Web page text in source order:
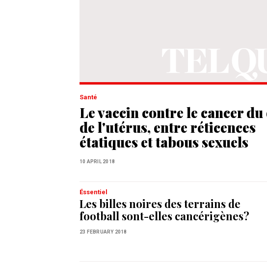
Santé
Le vaccin contre le cancer du
de l'utérus, entre réticences
étatiques et tabous sexuels
10 APRIL 2018
Éssentiel
Les billes noires des terrains de
football sont-elles cancérigènes?
23 FEBRUARY 2018